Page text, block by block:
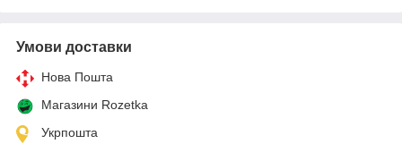
Умови доставки
Нова Пошта
Магазини Rozetka
Укрпошта